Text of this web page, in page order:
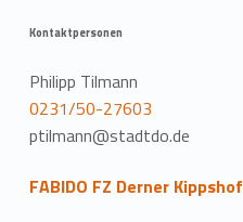
Kontaktpersonen
Philipp Tilmann
0231/50-27603
ptilmann@stadtdo.de
FABIDO FZ Derner Kippshof